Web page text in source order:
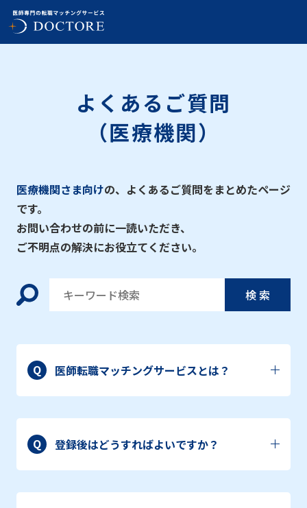
よくあるご質問
（医療機関）
医療機関さま向けの、よくあるご質問をまとめたページ
です。
お問い合わせの前に一読いただき、
ご不明点の解決にお役立てください。
Q 医師転職マッチングサービスとは？
Q 登録後はどうすればよいですか？